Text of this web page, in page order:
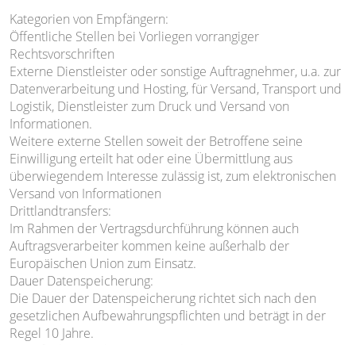
Kategorien von Empfängern:
Öffentliche Stellen bei Vorliegen vorrangiger
Rechtsvorschriften
Externe Dienstleister oder sonstige Auftragnehmer, u.a. zur
Datenverarbeitung und Hosting, für Versand, Transport und
Logistik, Dienstleister zum Druck und Versand von
Informationen.
Weitere externe Stellen soweit der Betroffene seine
Einwilligung erteilt hat oder eine Übermittlung aus
überwiegendem Interesse zulässig ist, zum elektronischen
Versand von Informationen
Drittlandtransfers:
Im Rahmen der Vertragsdurchführung können auch
Auftragsverarbeiter kommen keine außerhalb der
Europäischen Union zum Einsatz.
Dauer Datenspeicherung:
Die Dauer der Datenspeicherung richtet sich nach den
gesetzlichen Aufbewahrungspflichten und beträgt in der
Regel 10 Jahre.